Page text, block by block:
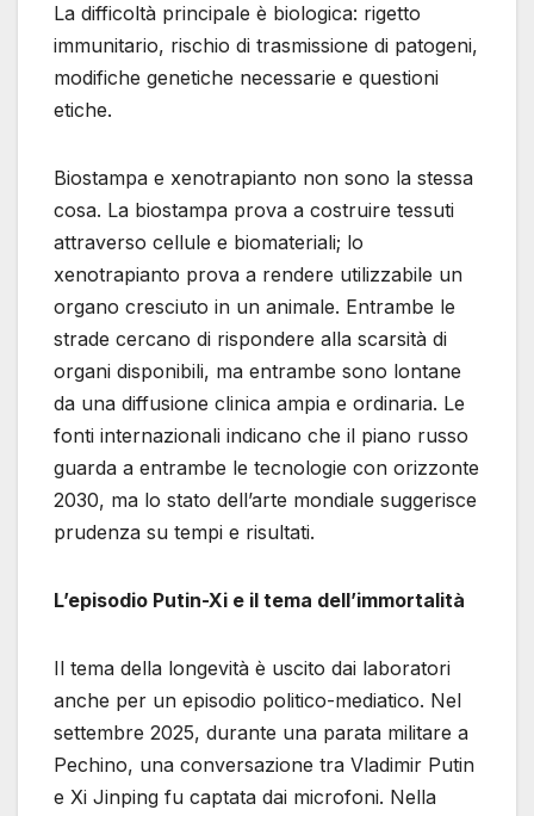
La difficoltà principale è biologica: rigetto
immunitario, rischio di trasmissione di patogeni,
modifiche genetiche necessarie e questioni
etiche.
Biostampa e xenotrapianto non sono la stessa
cosa. La biostampa prova a costruire tessuti
attraverso cellule e biomateriali; lo
xenotrapianto prova a rendere utilizzabile un
organo cresciuto in un animale. Entrambe le
strade cercano di rispondere alla scarsità di
organi disponibili, ma entrambe sono lontane
da una diffusione clinica ampia e ordinaria. Le
fonti internazionali indicano che il piano russo
guarda a entrambe le tecnologie con orizzonte
2030, ma lo stato dell’arte mondiale suggerisce
prudenza su tempi e risultati.
L’episodio Putin-Xi e il tema dell’immortalità
Il tema della longevità è uscito dai laboratori
anche per un episodio politico-mediatico. Nel
settembre 2025, durante una parata militare a
Pechino, una conversazione tra Vladimir Putin
e Xi Jinping fu captata dai microfoni. Nella